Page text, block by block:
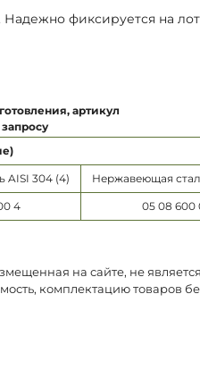
фиксируется на
артикул
AISI 304 (4) Нержавеющая
4 05 08 600
на сайте, не
комплектацию товаров